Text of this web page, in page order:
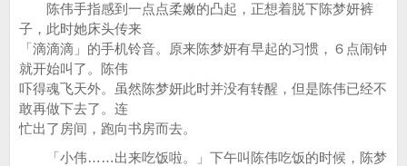
陈伟手指感到一点点柔嫩的凸起，正想着脱下陈梦妍裤
子，此时她床头传来
「滴滴滴」的手机铃音。原来陈梦妍有早起的习惯，６点闹钟
就开始叫了。陈伟
吓得魂飞天外。虽然陈梦妍此时并没有转醒，但是陈伟已经不
敢再做下去了。连
忙出了房间，跑向书房而去。
「小伟……出来吃饭啦。」下午叫陈伟吃饭的时候，陈梦